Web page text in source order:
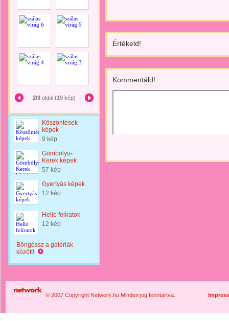
2/3 oldal (18 kép)
Köszöntések
képek
9 kép
Gömbölyü-
Kerek képek
57 kép
Gyertyás képek
12 kép
Hello felíratok
12 kép
Böngéssz a galériák
között!
Értékeld!
Kommentáld!
© 2007 Copyright Network.hu Minden jog fenntartva.